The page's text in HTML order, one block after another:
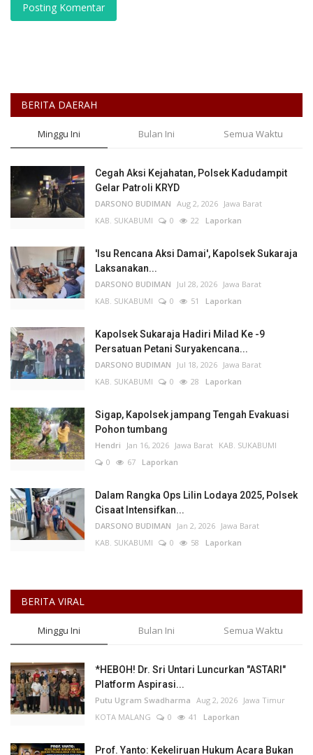
Posting Komentar
BERITA DAERAH
Minggu Ini Bulan Ini Semua Waktu
Cegah Aksi Kejahatan, Polsek Kadudampit
Gelar Patroli KRYD
DARSONO BUDIMAN Aug 2, 2026 Jawa Barat
KAB. SUKABUMI
0 22 Laporkan
'Isu Rencana Aksi Damai', Kapolsek Sukaraja
Laksanakan...
DARSONO BUDIMAN Jul 28, 2026 Jawa Barat
KAB. SUKABUMI
0 51 Laporkan
Kapolsek Sukaraja Hadiri Milad Ke -9
Persatuan Petani Suryakencana...
DARSONO BUDIMAN Jul 18, 2026 Jawa Barat
KAB. SUKABUMI
0 28 Laporkan
Sigap, Kapolsek jampang Tengah Evakuasi
Pohon tumbang
Hendri Jan 16, 2026 Jawa Barat KAB. SUKABUMI
0
67 Laporkan
Dalam Rangka Ops Lilin Lodaya 2025, Polsek
Cisaat Intensifkan...
DARSONO BUDIMAN Jan 2, 2026 Jawa Barat
KAB. SUKABUMI
0 58 Laporkan
BERITA VIRAL
Minggu Ini Bulan Ini Semua Waktu
*HEBOH! Dr. Sri Untari Luncurkan "ASTARI"
Platform Aspirasi...
Putu Ugram Swadharma Aug 2, 2026 Jawa Timur
KOTA MALANG
0 41 Laporkan
Prof. Yanto: Kekeliruan Hukum Acara Bukan